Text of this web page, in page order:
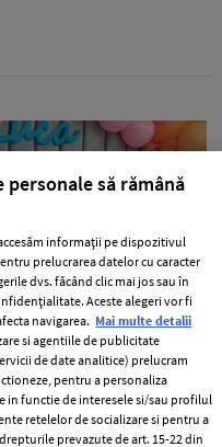
lua fiul în
am tot
personale să rămână
informații pe dispozitivul
prelucrarea datelor cu caracter
dvs. făcând clic mai jos sau în
Aceste alegeri vor fi
navigarea. Mai multe detalii
si agentiile de publicitate
de date analitice) prelucram
pentru a personaliza
functie de interesele si/sau profilul
retelelor de socializare si pentru a
prevazute de art. 15-22 din